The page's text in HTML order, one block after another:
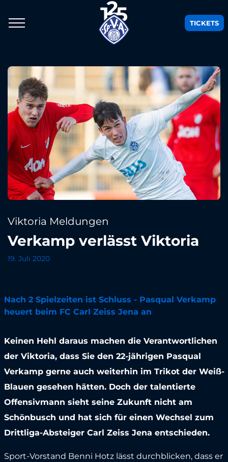
TICKETS
Viktoria Meldungen
Verkamp verlässt Viktoria
19. Juli 2020
Nach 2 Spielzeiten ist Schluss - Pasqual Verkamp
heuert beim FC Carl Zeiss Jena an
Keinen Hehl daraus machen die Verantwortlichen
der Viktoria, dass Sie den 22-jährigen Pasqual
Verkamp gerne auch weiterhin im Trikot der Weiß-
Blauen gesehen hätten. Doch der talentierte
Offensivmann sieht seine Zukunft nicht am
Schönbusch und hat sich für einen Wechsel zum
Drittliga-Absteiger Carl Zeiss Jena entschieden.
Sport-Vorstand Benni Hotz lässt durchblicken, dass er